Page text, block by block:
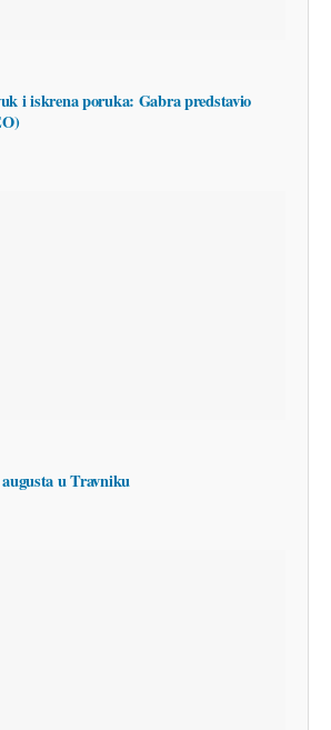
i iskrena poruka: Gabra predstavio
u Travniku